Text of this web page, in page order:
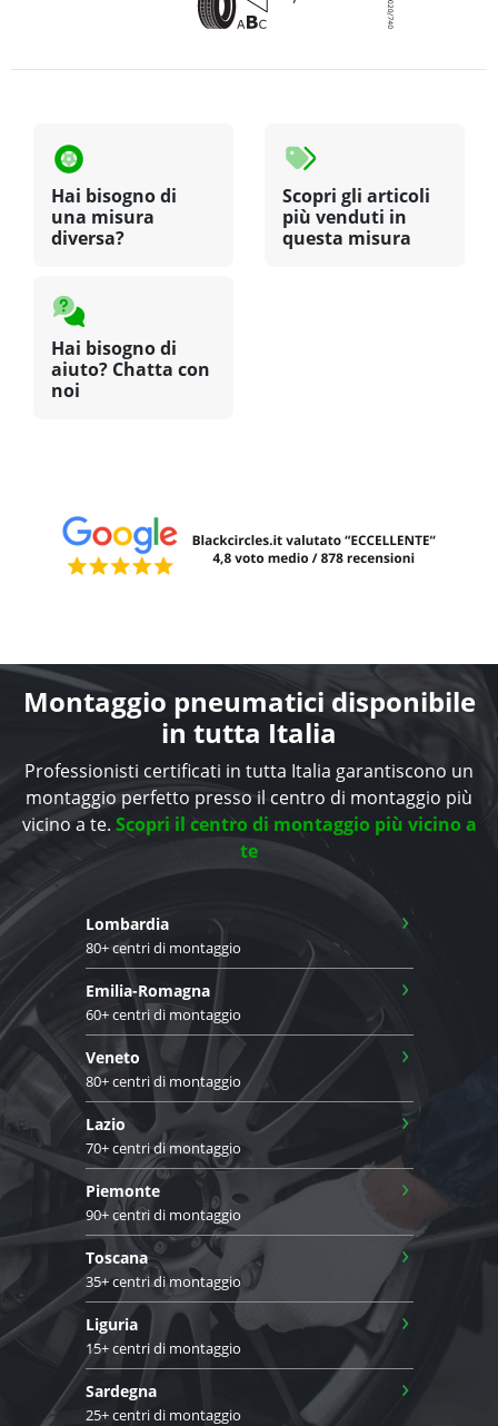
Hai bisogno di
una misura
diversa?
Scopri gli articoli
più venduti in
questa misura
Hai bisogno di
aiuto? Chatta con
noi
Montaggio pneumatici disponibile
in tutta Italia
Professionisti certificati in tutta Italia garantiscono un
montaggio perfetto presso il centro di montaggio più
vicino a te. Scopri il centro di montaggio più vicino a
te
Lombardia
80+ centri di montaggio
›
Emilia-Romagna
60+ centri di montaggio
›
Veneto
80+ centri di montaggio
›
Lazio
70+ centri di montaggio
›
Piemonte
90+ centri di montaggio
›
Toscana
35+ centri di montaggio
›
Liguria
15+ centri di montaggio
›
Sardegna
25+ centri di montaggio
›